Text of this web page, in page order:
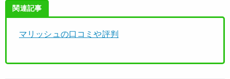
関連記事
マリッシュの口コミや評判